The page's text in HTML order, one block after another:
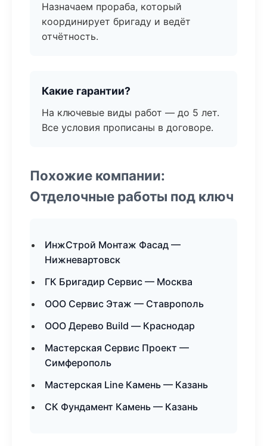
Назначаем прораба, который
координирует бригаду и ведёт
отчётность.
Какие гарантии?
На ключевые виды работ — до 5 лет.
Все условия прописаны в договоре.
Похожие компании:
Отделочные работы под ключ
ИнжСтрой Монтаж Фасад —
Нижневартовск
ГК Бригадир Сервис — Москва
ООО Сервис Этаж — Ставрополь
ООО Дерево Build — Краснодар
Мастерская Сервис Проект —
Симферополь
Мастерская Line Камень — Казань
СК Фундамент Камень — Казань